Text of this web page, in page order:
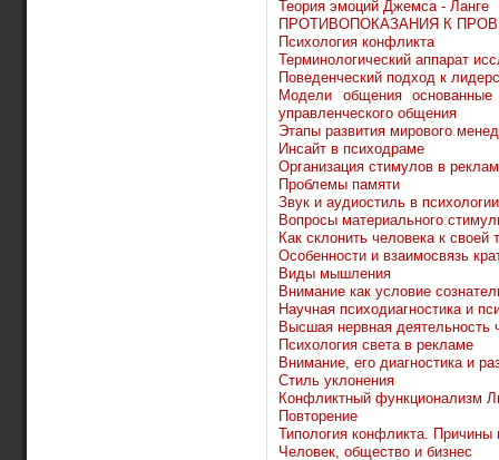
Теория эмоций Джемса - Ланге
ПРОТИВОПОКАЗАНИЯ К
Психология конфликта
Терминологический аппарат
Поведенческий подход к
Модели общения
управленческого общения
Этапы развития мирового
Инсайт в психодраме
Организация стимулов в
Проблемы памяти
Звук и аудиостиль в
Вопросы материального
Как склонить человека к своей
Особенности и взаимосвязь
Виды мышления
Внимание как условие
Научная психодиагностика и
Высшая нервная деятельность
Психология света в рекламе
Внимание, его диагностика и
Стиль уклонения
Конфликтный функционализм
Повторение
Типология конфликта. Причины
Человек, общество и бизнес